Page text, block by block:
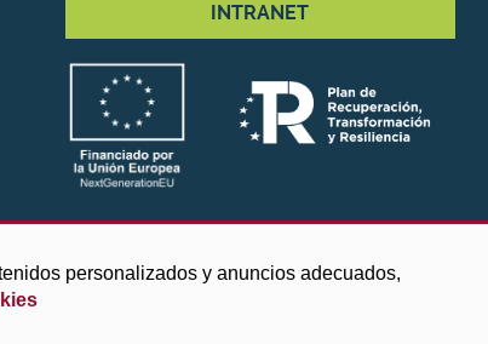
personalizados y anuncios adecuados,
INTRANET